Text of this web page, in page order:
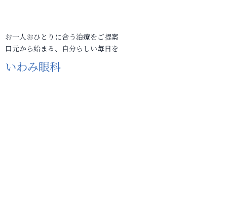
お一人おひとりに合う治療をご提案
口元から始まる、自分らしい毎日を
いわみ眼科